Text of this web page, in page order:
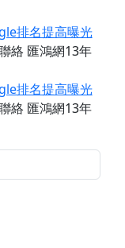
排名提高曝光
聯絡 匯鴻網13年
排名提高曝光
聯絡 匯鴻網13年